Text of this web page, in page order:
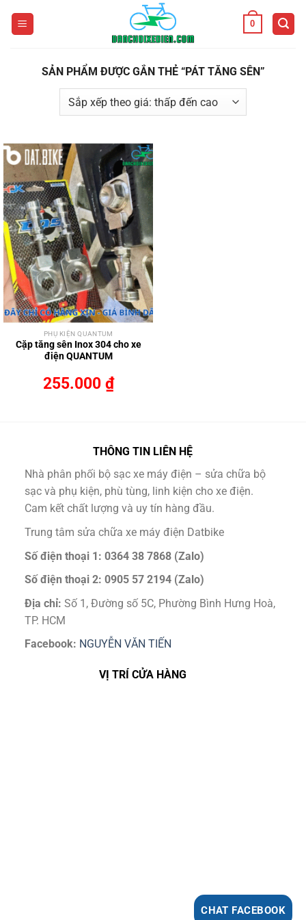
0
SẢN PHẨM ĐƯỢC GẮN THẺ “PÁT TĂNG SÊN”
PHỤ KIỆN QUANTUM
Cặp tăng sên Inox 304 cho xe
điện QUANTUM
255.000 ₫
THÔNG TIN LIÊN HỆ
Nhà phân phối bộ sạc xe máy điện – sửa chữa bộ
sạc và phụ kiện, phù tùng, linh kiện cho xe điện.
Cam kết chất lượng và uy tín hàng đầu.
Trung tâm sửa chữa xe máy điện Datbike
Số điện thoại 1: 0364 38 7868 (Zalo)
Số điện thoại 2: 0905 57 2194 (Zalo)
Địa chỉ: Số 1, Đường số 5C, Phường Bình Hưng Hoà,
TP. HCM
Facebook: NGUYỄN VĂN TIẾN
VỊ TRÍ CỬA HÀNG
CHAT FACEBOOK